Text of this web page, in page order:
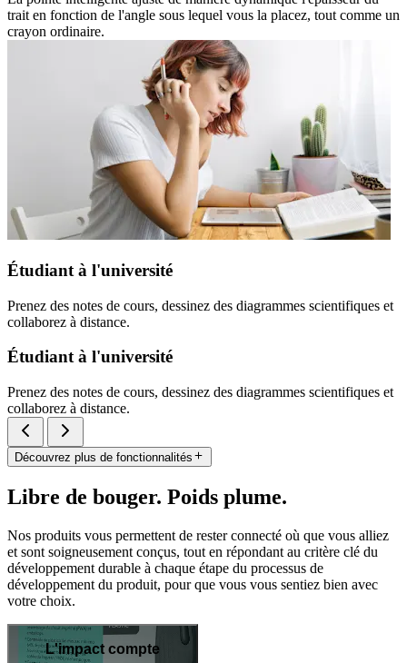
trait en fonction de l'angle sous lequel vous la placez, tout comme un
crayon ordinaire.
Étudiant à l'université
Prenez des notes de cours, dessinez des diagrammes scientifiques et
collaborez à distance.
Étudiant à l'université
Prenez des notes de cours, dessinez des diagrammes scientifiques et
collaborez à distance.
Découvrez plus de fonctionnalités
Libre de bouger. Poids plume.
Nos produits vous permettent de rester connecté où que vous alliez
et sont soigneusement conçus, tout en répondant au critère clé du
développement durable à chaque étape du processus de
développement du produit, pour que vous vous sentiez bien avec
votre choix.
L'impact compte